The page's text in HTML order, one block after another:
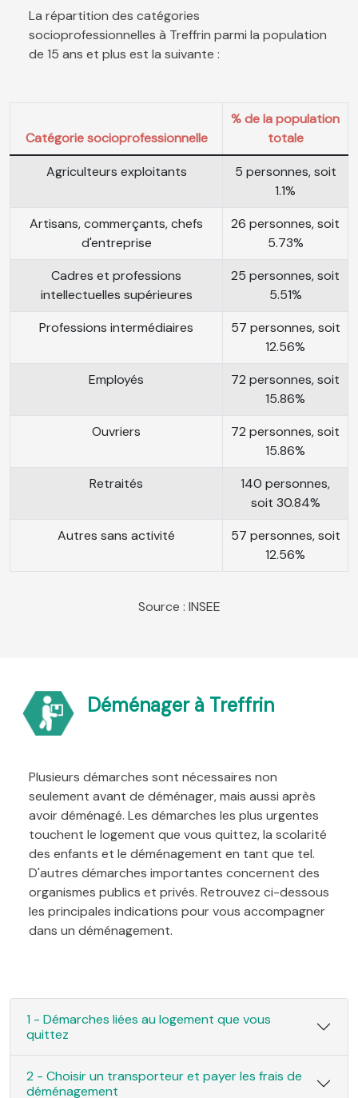
La répartition des catégories
socioprofessionnelles à Treffrin parmi la population
de 15 ans et plus est la suivante :
Catégorie socioprofessionnelle
% de la population
totale
Agriculteurs exploitants
5 personnes, soit
1.1%
Artisans, commerçants, chefs
d'entreprise
26 personnes, soit
5.73%
Cadres et professions
intellectuelles supérieures
25 personnes, soit
5.51%
Professions intermédiaires
57 personnes, soit
12.56%
Employés
72 personnes, soit
15.86%
Ouvriers
72 personnes, soit
15.86%
Retraités
140 personnes,
soit 30.84%
Autres sans activité
57 personnes, soit
12.56%
Source : INSEE
Déménager à Treffrin
Plusieurs démarches sont nécessaires non
seulement avant de déménager, mais aussi après
avoir déménagé. Les démarches les plus urgentes
touchent le logement que vous quittez, la scolarité
des enfants et le déménagement en tant que tel.
D'autres démarches importantes concernent des
organismes publics et privés. Retrouvez ci-dessous
les principales indications pour vous accompagner
dans un déménagement.
1 - Démarches liées au logement que vous
quittez
2 - Choisir un transporteur et payer les frais de
déménagement